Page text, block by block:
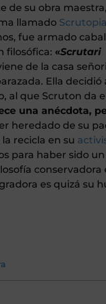
de su obra
llamado Scrutopia
fue armado
filosófica: «Scrutari
de la casa
Ella decidió
al que Scruton da
una anécdota,
heredado de su
recicla en su
para haber sido
conservadora
es quizá su